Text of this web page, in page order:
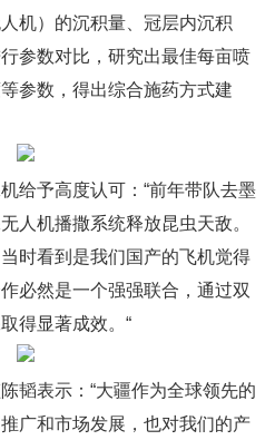
机）的沉积量、冠层内沉积
参数对比，研究出最佳每亩喷
参数，得出综合施药方式建
给予高度认可：“前年带队去墨
人机播撒系统释放昆虫天敌。
时看到是我们国产的飞机觉得
必然是一个强强联合，通过双
得显著成效。“
韬表示：“大疆作为全球领先的
广和市场发展，也对我们的产